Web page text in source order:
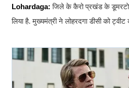
Lohardaga: जिले के कैरो प्रखंड के
लिया है. मुख्यमंत्री ने लोहरदगा डीसी को